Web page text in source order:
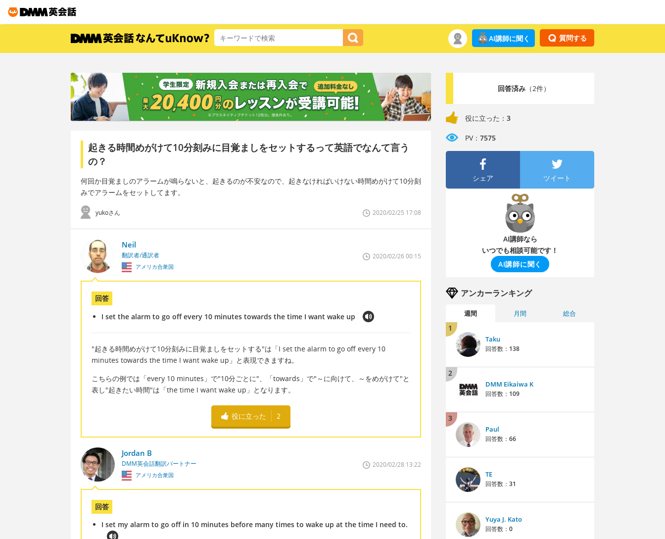
質問する
AI講師に聞く
起きる時間めがけて10分刻みに目覚ましをセットするって英語でなんて言う
の？
何回か目覚ましのアラームが鳴らないと、起きるのが不安なので、起きなければいけない時間めがけて10分刻
みでアラームをセットしてます。
yukoさん 2020/02/25 17:08
Neil
翻訳者/通訳者
アメリカ合衆国
2020/02/26 00:15
回答
I set the alarm to go off every 10 minutes towards the time I want wake up
"起きる時間めがけて10分刻みに目覚ましをセットする"は「I set the alarm to go off every 10
minutes towards the time I want wake up」と表現できますね。
こちらの例では「every 10 minutes」で"10分ごとに"、「towards」で"～に向けて、～をめがけて"と
表し"起きたい時間"は「the time I want wake up」となります。
役に立った 2
Jordan B
DMM英会話翻訳パートナー
アメリカ合衆国
2020/02/28 13:22
回答
I set my alarm to go off in 10 minutes before many times to wake up at the time I need to.
回答済み（2件）
役に立った： 3
PV： 7575
シェア ツイート
AI講師なら
いつでも相談可能です！
AI講師に聞く
アンカーランキング
週間 月間 総合
1
Taku
回答数： 138
2
DMM Eikaiwa K
回答数： 109
3
Paul
回答数： 66
TE
回答数： 31
Yuya J. Kato
回答数： 0